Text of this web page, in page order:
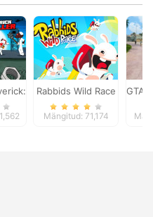
Bad Boys Killer
Rabbids Wild Race
Mängitud: 71,174
GTA: